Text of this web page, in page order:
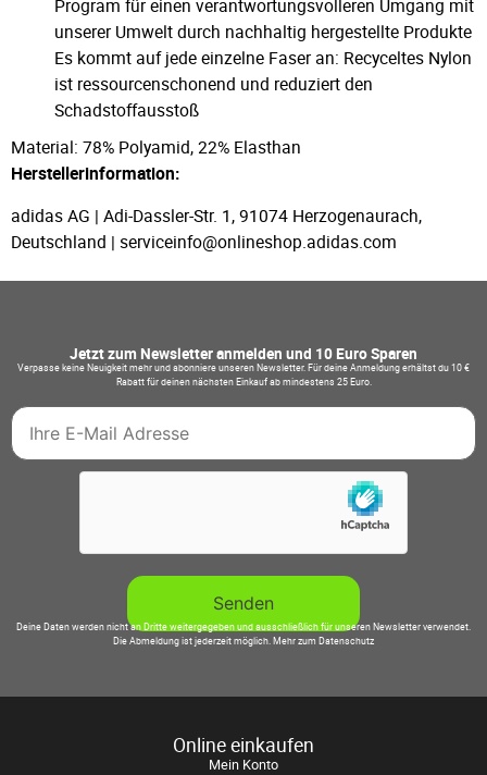
Program für einen verantwortungsvolleren Umgang mit
unserer Umwelt durch nachhaltig hergestellte Produkte
Es kommt auf jede einzelne Faser an: Recyceltes Nylon
ist ressourcenschonend und reduziert den
Schadstoffausstoß
Material: 78% Polyamid, 22% Elasthan
Herstellerinformation:
adidas AG | Adi-Dassler-Str. 1, 91074 Herzogenaurach,
Deutschland | serviceinfo@onlineshop.adidas.com
Jetzt zum Newsletter anmelden und 10 Euro Sparen
Verpasse keine Neuigkeit mehr und abonniere unseren Newsletter. Für deine Anmeldung erhältst du 10 €
Rabatt für deinen nächsten Einkauf ab mindestens 25 Euro.
Deine Daten werden nicht an Dritte weitergegeben und ausschließlich für unseren Newsletter verwendet.
Die Abmeldung ist jederzeit möglich.Mehr zum Datenschutz
Online einkaufen
Mein Konto